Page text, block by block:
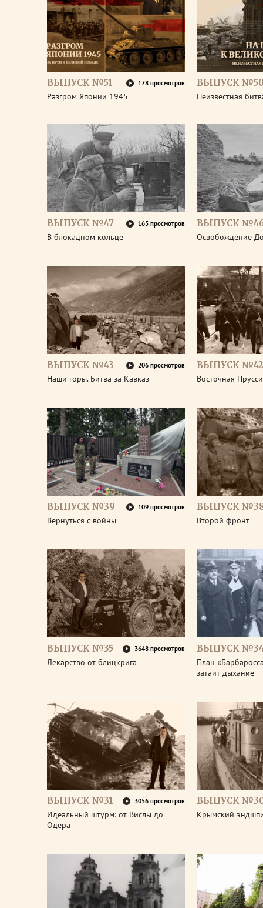
ВЫПУСК №51 178 просмотров
Разгром Японии 1945
ВЫПУСК
Неизвестная
ВЫПУСК №47 165 просмотров
В блокадном кольце
ВЫПУСК
Освобождение
ВЫПУСК №43 206 просмотров
Наши горы. Битва за Кавказ
ВЫПУСК №42
Восточная
ВЫПУСК №39 109 просмотров
Вернуться с войны
ВЫПУСК
Второй фронт
ВЫПУСК №35 3648 просмотров
Лекарство от блицкрига
ВЫПУСК
План
затаит дыхание
ВЫПУСК №31 3056 просмотров
Идеальный штурм: от Вислы до
Одера
ВЫПУСК
Крымский